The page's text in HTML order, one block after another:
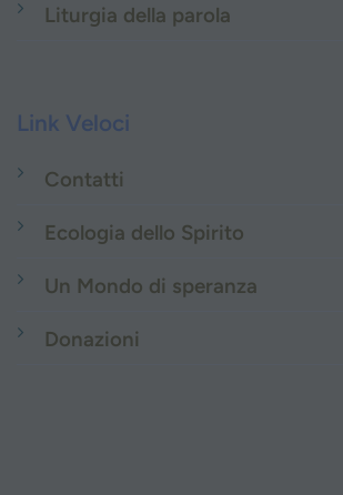
Liturgia della parola
Link Veloci
Contatti
Ecologia dello Spirito
Un Mondo di speranza
Donazioni